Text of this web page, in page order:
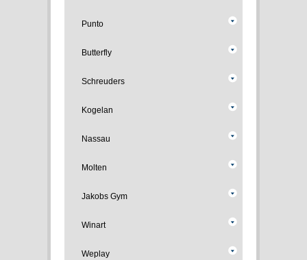
Punto
Butterfly
Schreuders
Kogelan
Nassau
Molten
Jakobs Gym
Winart
Weplay